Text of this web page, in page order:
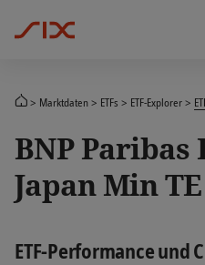
Marktdaten ETFs ETF-Explorer
BNP Paribas
Japan Min TE
ETF-Performance und